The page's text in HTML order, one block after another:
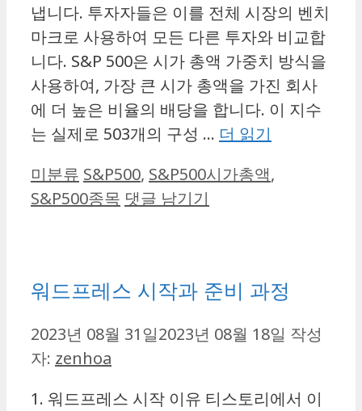
냅니다. 투자자들은 이를 전체 시장의 벤치
마크로 사용하여 모든 다른 투자와 비교합
니다. S&P 500은 시가 총액 가중치 방식을
사용하여, 가장 큰 시가 총액을 가진 회사
에 더 높은 비율의 배당을 합니다. 이 지수
는 실제로 503개의 구성 … 더 읽기
카
테
미분류 태
그
S&P500, S&P500시가총액,
S&P500종목 댓글 남기기
워드프레스 시작과 준비 과정
2023년 08월 31일2023년 08월 18일 작성
자: zenhoa
1. 워드프레스 시작 이유 티스토리에서 이